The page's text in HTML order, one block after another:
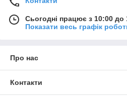
Сьогодні працює з 10:00 до
Показати весь графік
Про нас
Контакти